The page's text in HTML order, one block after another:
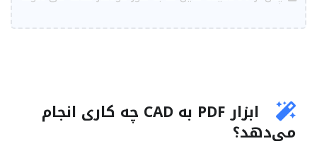
ابزار PDF به CAD چه کاری انجام
می‌دهد؟